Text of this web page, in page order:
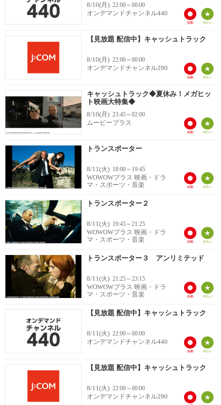
8/10(月) 22:00～00:00
オンデマンドチャンネル440
【見放題 配信中】キャッシュトラック
8/10(月) 22:00～00:00
オンデマンドチャンネル290
キャッシュトラック◆夏休み！メガヒッ
ト映画大特集◆
8/10(月) 23:45～02:00
ムービープラス
トランスポーター
8/11(火) 18:00～19:45
WOWOWプラス 映画・ドラ
マ・スポーツ・音楽
トランスポーター２
8/11(火) 19:45～21:25
WOWOWプラス 映画・ドラ
マ・スポーツ・音楽
トランスポーター３ アンリミテッド
8/11(火) 21:25～23:15
WOWOWプラス 映画・ドラ
マ・スポーツ・音楽
【見放題 配信中】キャッシュトラック
8/11(火) 22:00～00:00
オンデマンドチャンネル440
【見放題 配信中】キャッシュトラック
8/11(火) 22:00～00:00
オンデマンドチャンネル290